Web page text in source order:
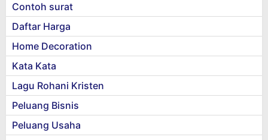
Contoh surat
Daftar Harga
Home Decoration
Kata Kata
Lagu Rohani Kristen
Peluang Bisnis
Peluang Usaha